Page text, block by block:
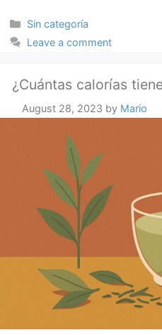
Categories
Sin categoría
Leave a comment
¿Cuántas calorías
August 28, 2023 by Mario